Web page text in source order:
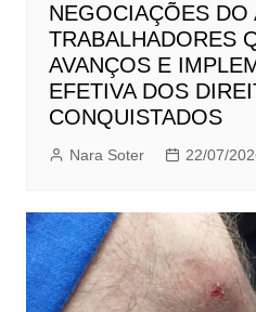
NEGOCIAÇÕES DO
TRABALHADORES
AVANÇOS E
EFETIVA DOS
CONQUISTADOS
Nara Soter 22/07/